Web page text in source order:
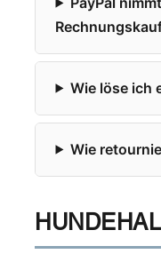
Wie löse ich
Wie